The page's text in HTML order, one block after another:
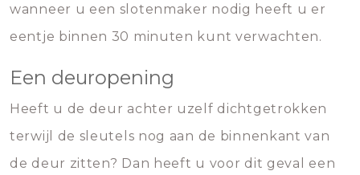
wanneer u een slotenmaker nodig heeft u er
eentje binnen 30 minuten kunt verwachten.
Een deuropening
Heeft u de deur achter uzelf dichtgetrokken
terwijl de sleutels nog aan de binnenkant van
de deur zitten? Dan heeft u voor dit geval een